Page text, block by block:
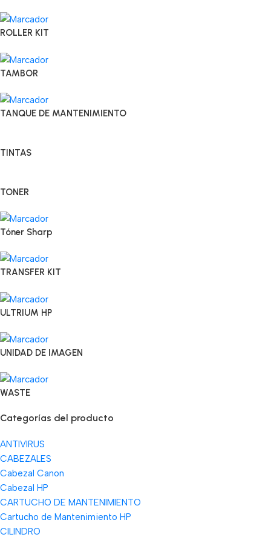
ROLLER KIT
TAMBOR
TANQUE DE MANTENIMIENTO
TINTAS
TONER
Tóner Sharp
TRANSFER KIT
ULTRIUM HP
UNIDAD DE IMAGEN
WASTE
Categorías del producto
ANTIVIRUS
CABEZALES
Cabezal Canon
Cabezal HP
CARTUCHO DE MANTENIMIENTO
Cartucho de Mantenimiento HP
CILINDRO